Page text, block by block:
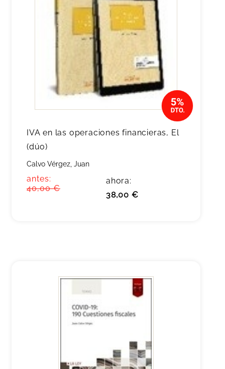
IVA en las operaciones financieras, El
(dúo)
Calvo Vérgez, Juan
antes:
40,00 €
ahora:
38,00 €